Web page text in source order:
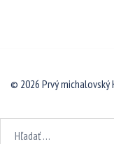
© 2026 Prvý michalovský